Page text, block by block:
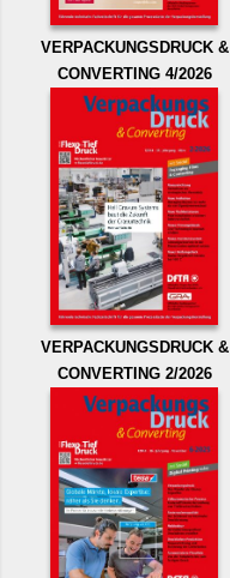
VERPACKUNGSDRUCK &
CONVERTING 4/2026
VERPACKUNGSDRUCK &
CONVERTING 2/2026